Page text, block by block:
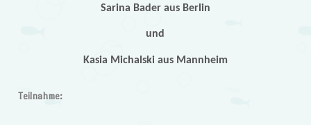
Sarina Bader aus Berlin
und
Kasia Michalski aus Mannheim
Teilnahme: